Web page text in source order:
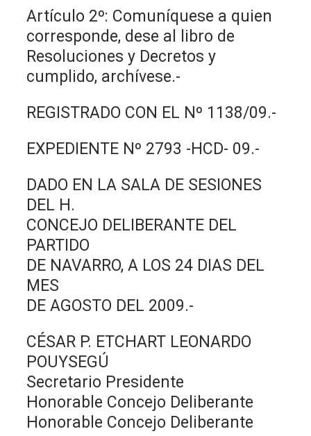
Artículo 2º: Comuníquese a quien
corresponde, dese al libro de
Resoluciones y Decretos y
cumplido, archívese.-
REGISTRADO CON EL Nº 1138/09.-
EXPEDIENTE Nº 2793 -HCD- 09.-
DADO EN LA SALA DE SESIONES
DEL H.
CONCEJO DELIBERANTE DEL
PARTIDO
DE NAVARRO, A LOS 24 DIAS DEL
MES
DE AGOSTO DEL 2009.-
CÉSAR P. ETCHART LEONARDO
POUYSEGÚ
Secretario Presidente
Honorable Concejo Deliberante
Honorable Concejo Deliberante